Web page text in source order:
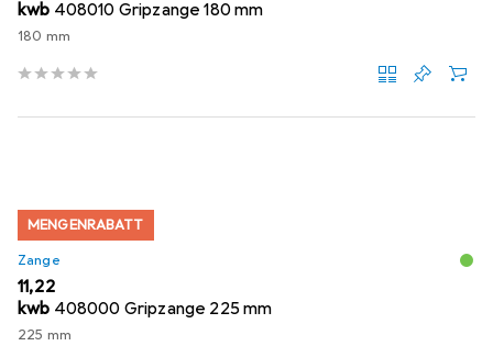
kwb 408010 Gripzange 180 mm
180 mm
MENGENRABATT
Zange
EUR
11,22
kwb 408000 Gripzange 225 mm
225 mm